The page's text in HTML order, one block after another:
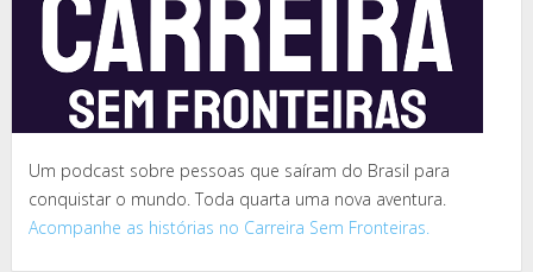
Um podcast sobre pessoas que saíram do Brasil para
conquistar o mundo. Toda quarta uma nova aventura.
Acompanhe as histórias no Carreira Sem Fronteiras.